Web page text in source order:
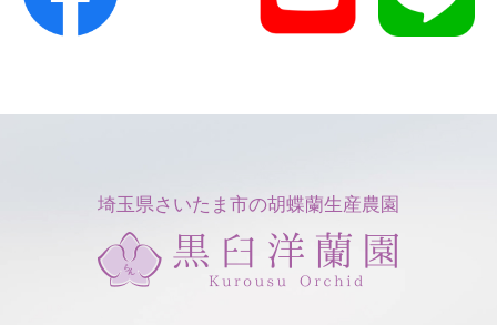
埼玉県さいたま市の胡蝶蘭生産農園